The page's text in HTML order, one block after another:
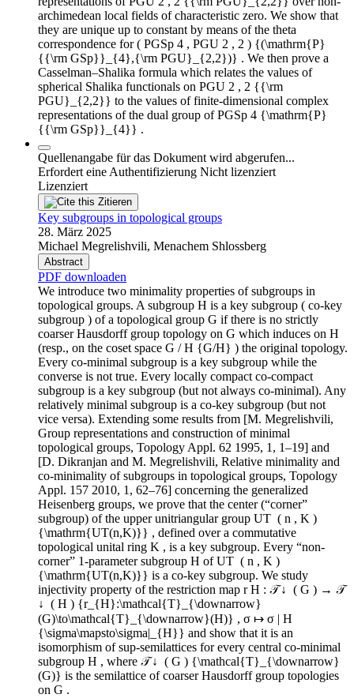
archimedean local fields of characteristic zero. We show that
they are unique up to constant by means of the theta
correspondence for ( PGSp 4 , PGU 2 , 2 ) {(\mathrm{P}
{{\rm GSp}}_{4},{\rm PGU}_{2,2})} . We then prove a
Casselman–Shalika formula which relates the values of
spherical Shalika functionals on PGU 2 , 2 {{\rm
PGU}_{2,2}} to the values of finite-dimensional complex
representations of the dual group of PGSp 4 {\mathrm{P}
{{\rm GSp}}_{4}} .
Quellenangabe für das Dokument wird abgerufen...
Erfordert eine Authentifizierung Nicht lizenziert
Lizenziert
Zitieren
Key subgroups in topological groups
28. März 2025
Michael Megrelishvili, Menachem Shlossberg
Abstract
PDF downloaden
We introduce two minimality properties of subgroups in
topological groups. A subgroup H is a key subgroup ( co-key
subgroup ) of a topological group G if there is no strictly
coarser Hausdorff group topology on G which induces on H
(resp., on the coset space G / H {G/H} ) the original topology.
Every co-minimal subgroup is a key subgroup while the
converse is not true. Every locally compact co-compact
subgroup is a key subgroup (but not always co-minimal). Any
relatively minimal subgroup is a co-key subgroup (but not
vice versa). Extending some results from [M. Megrelishvili,
Group representations and construction of minimal
topological groups, Topology Appl. 62 1995, 1, 1–19] and
[D. Dikranjan and M. Megrelishvili, Relative minimality and
co-minimality of subgroups in topological groups, Topology
Appl. 157 2010, 1, 62–76] concerning the generalized
Heisenberg groups, we prove that the center (“corner”
subgroup) of the upper unitriangular group UT ⁢ ( n , K )
{\mathrm{UT(n,K)}} , defined over a commutative
topological unital ring K , is a key subgroup. Every “non-
corner” 1-parameter subgroup H of UT ⁢ ( n , K )
{\mathrm{UT(n,K)}} is a co-key subgroup. We study
injectivity property of the restriction map r H : 𝒯 ↓ ⁢ ( G ) → 𝒯
↓ ⁢ ( H ) {r_{H}:\mathcal{T}_{\downarrow}
(G)\to\mathcal{T}_{\downarrow}(H)} , σ ↦ σ | H
{\sigma\mapsto\sigma|_{H}} and show that it is an
isomorphism of sup-semilattices for every central co-minimal
subgroup H , where 𝒯 ↓ ⁢ ( G ) {\mathcal{T}_{\downarrow}
(G)} is the semilattice of coarser Hausdorff group topologies
on G .